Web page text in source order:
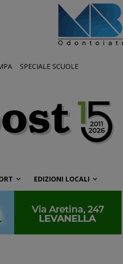
SPECIALE SCUOLE
EDIZIONI LOCALI